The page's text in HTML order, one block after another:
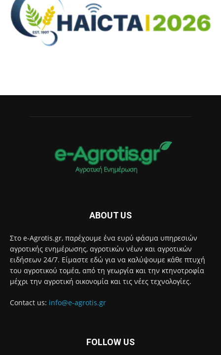
ABOUT US
Στο e-Agrotis.gr, παρέχουμε ένα ευρύ φάσμα υπηρεσιών
αγροτικής ενημέρωσης, αγροτικών νέων και αγροτικών
ειδήσεων 24/7. Είμαστε εδώ για να καλύψουμε κάθε πτυχή
του αγροτικού τομέα, από τη γεωργία και την κτηνοτροφία
μέχρι την αγροτική οικονομία και τις νέες τεχνολογίες.
Contact us: info@e-agrotis.gr
FOLLOW US